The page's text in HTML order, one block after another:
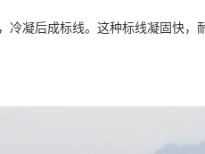
冷凝后成标线。这种标线凝固快，